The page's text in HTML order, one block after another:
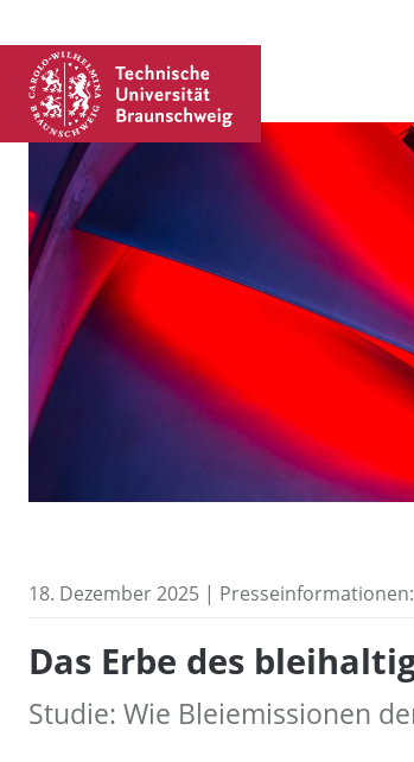
18. Dezember 2025 | Presseinformationen:
Das Erbe des
Studie: Wie Bleiemissionen